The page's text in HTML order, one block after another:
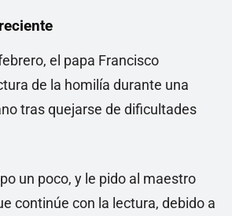
el papa Francisco
de la homilía durante una
tras quejarse de dificultades
un poco, y le pido al maestro
continúe con la lectura, debido a